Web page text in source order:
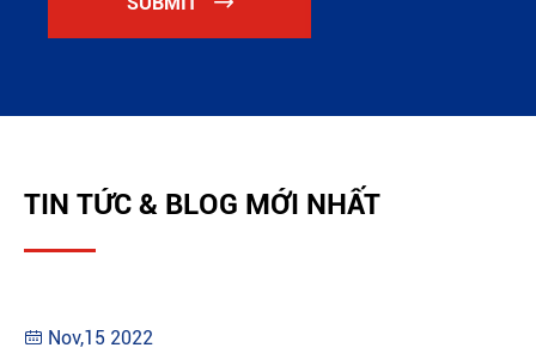
TIN TỨC & BLOG MỚI NHẤT
 Nov,15 2022